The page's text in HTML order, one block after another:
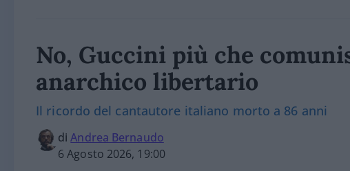
No, Guccini più che
anarchico libertario
Il ricordo del cantautore italiano morto a 86 anni
diAndrea Bernaudo
6 Agosto 2026, 19:00